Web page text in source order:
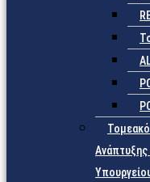
Ανάπτυξης